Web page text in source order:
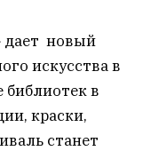
дает новый
искусства в
библиотек в
краски,
станет